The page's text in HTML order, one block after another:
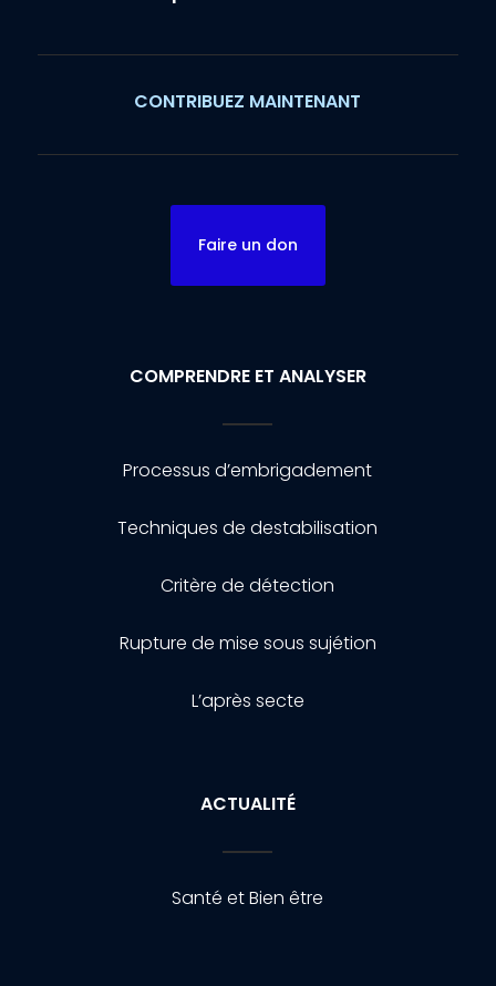
CONTRIBUEZ MAINTENANT
Faire un don
COMPRENDRE ET ANALYSER
Processus d’embrigadement
Techniques de destabilisation
Critère de détection
Rupture de mise sous sujétion
L’après secte
ACTUALITÉ
Santé et Bien être